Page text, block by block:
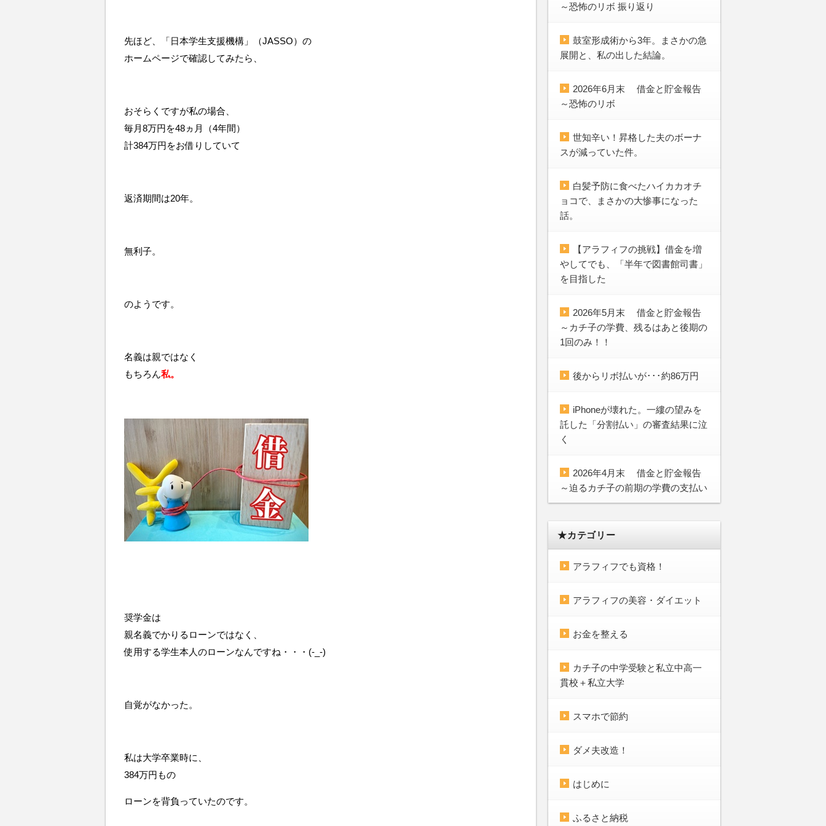
先ほど、「日本学生支援機構」（JASSO）の
ホームページで確認してみたら、
おそらくですが私の場合、
毎月8万円を48ヵ月（4年間）
計384万円をお借りしていて
返済期間は20年。
無利子。
のようです。
名義は親ではなく
もちろん私。
奨学金は
親名義でかりるローンではなく、
使用する学生本人のローンなんですね・・・(-_-)
自覚がなかった。
私は大学卒業時に、
384万円もの
ローンを背負っていたのです。
～恐怖のリボ 振り返り
鼓室形成術から3年。まさかの急
展開と、私の出した結論。
2026年6月末 借金と貯金報告
～恐怖のリボ
世知辛い！昇格した夫のボーナ
スが減っていた件。
白髪予防に食べたハイカカオチ
ョコで、まさかの大惨事になった
話。
【アラフィフの挑戦】借金を増
やしてでも、「半年で図書館司書」
を目指した
2026年5月末 借金と貯金報告
～カチ子の学費、残るはあと後期の
1回のみ！！
後からリボ払いが･･･約86万円
iPhoneが壊れた。一縷の望みを
託した「分割払い」の審査結果に泣
く
2026年4月末 借金と貯金報告
～迫るカチ子の前期の学費の支払い
★カテゴリー
アラフィフでも資格！
アラフィフの美容・ダイエット
お金を整える
カチ子の中学受験と私立中高一
貫校＋私立大学
スマホで節約
ダメ夫改造！
はじめに
ふるさと納税